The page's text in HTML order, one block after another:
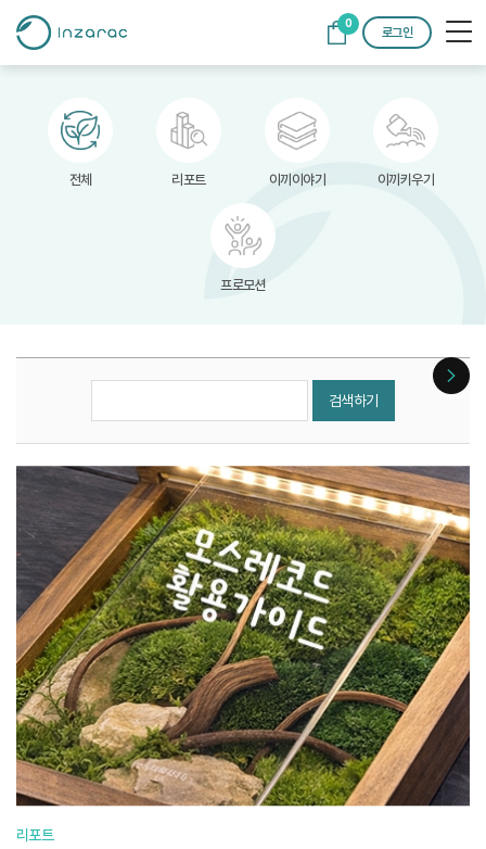
0
로그인
전체 리포트 이끼이야기 이끼키우기
프로모션
검색하기
리포트